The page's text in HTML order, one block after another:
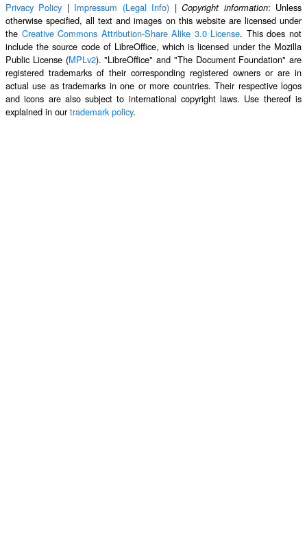
Privacy Policy | Impressum (Legal Info) |Copyright information: Unless
otherwise specified, all text and images on this website are licensed under
the Creative Commons Attribution-Share Alike 3.0 License. This does not
include the source code of LibreOffice, which is licensed under the Mozilla
Public License (MPLv2). "LibreOffice" and "The Document Foundation" are
registered trademarks of their corresponding registered owners or are in
actual use as trademarks in one or more countries. Their respective logos
and icons are also subject to international copyright laws. Use thereof is
explained in ourtrademark policy.